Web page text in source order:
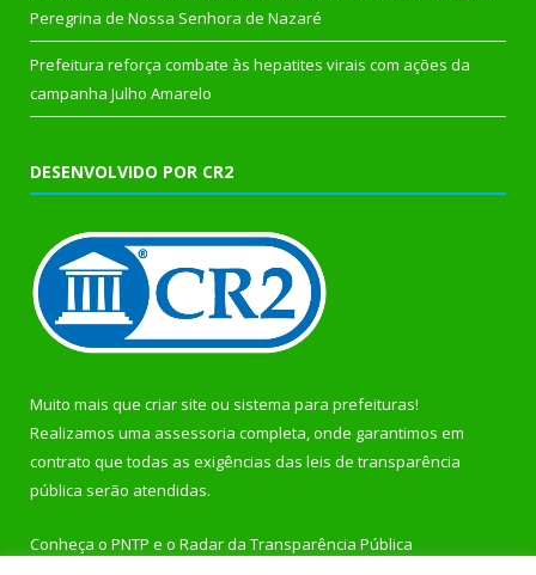
Peregrina de Nossa Senhora de Nazaré
Prefeitura reforça combate às hepatites virais com ações da
campanha Julho Amarelo
DESENVOLVIDO POR CR2
Muito mais que criar site ou sistema para prefeituras!
Realizamos uma assessoria completa, onde garantimos em
contrato que todas as exigências das leis de transparência
pública serão atendidas.
Conheça o PNTP e o Radar da Transparência Pública